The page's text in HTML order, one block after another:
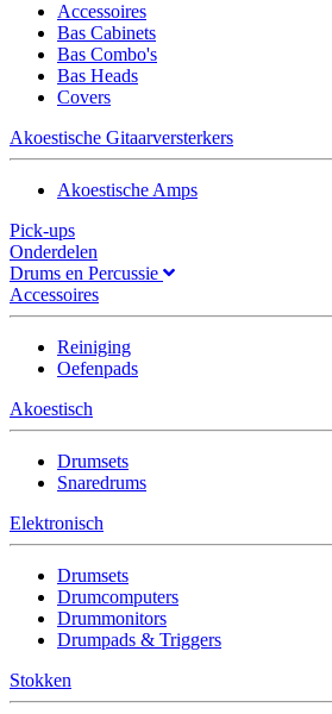
Accessoires
Bas Cabinets
Bas Combo's
Bas Heads
Covers
Akoestische Gitaarversterkers
Akoestische Amps
Pick-ups
Onderdelen
Drums en Percussie
Accessoires
Reiniging
Oefenpads
Akoestisch
Drumsets
Snaredrums
Elektronisch
Drumsets
Drumcomputers
Drummonitors
Drumpads & Triggers
Stokken